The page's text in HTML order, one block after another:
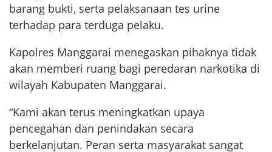
barang bukti, serta pelaksanaan tes urine
terhadap para terduga pelaku.
Kapolres Manggarai menegaskan pihaknya tidak
akan memberi ruang bagi peredaran narkotika di
wilayah Kabupaten Manggarai.
“Kami akan terus meningkatkan upaya
pencegahan dan penindakan secara
berkelanjutan. Peran serta masyarakat sangat